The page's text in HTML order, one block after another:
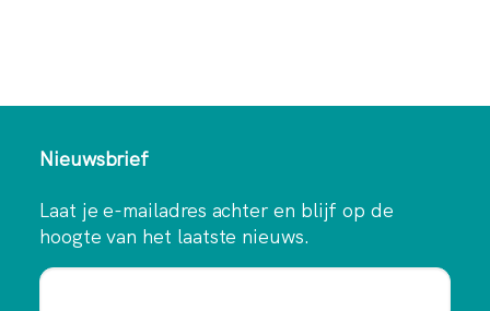
Nieuwsbrief
Laat je e-mailadres achter en blijf op de
hoogte van het laatste nieuws.